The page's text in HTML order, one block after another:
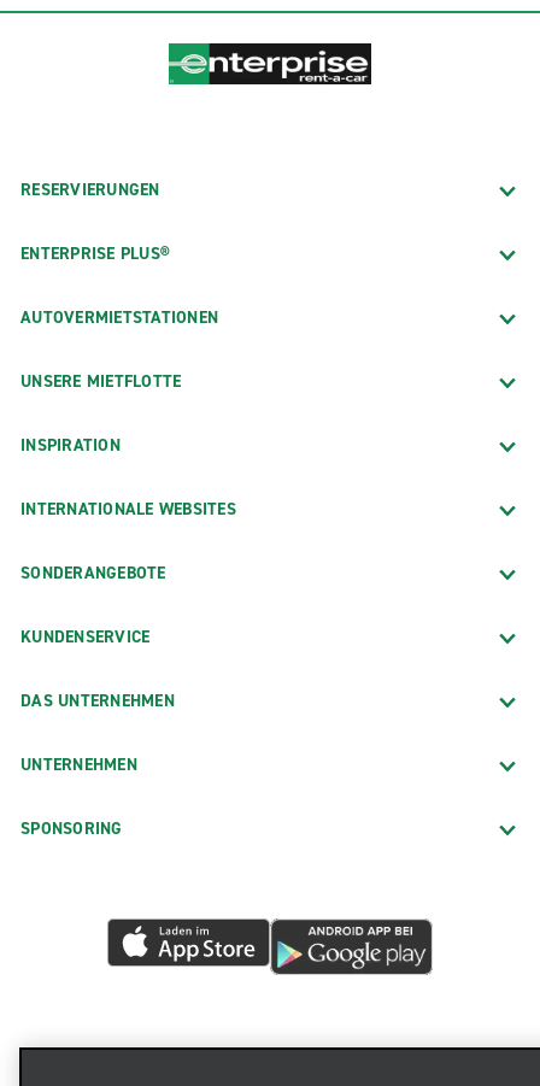
RESERVIERUNGEN
ENTERPRISE PLUS®
AUTOVERMIETSTATIONEN
UNSERE MIETFLOTTE
INSPIRATION
INTERNATIONALE WEBSITES
SONDERANGEBOTE
KUNDENSERVICE
DAS UNTERNEHMEN
UNTERNEHMEN
SPONSORING